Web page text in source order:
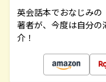
英会話本でおなじみの
著者が、今度は自分
介！